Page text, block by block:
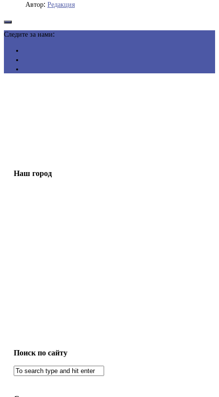
Автор: Редакция
Следите за нами:
Наш город
Поиск по сайту